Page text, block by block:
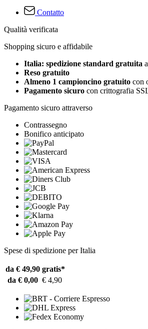
Contatto
Qualità verificata
Shopping sicuro e affidabile
Italia: spedizione standard gratuita
Reso gratuito
Almeno 1 campioncino gratuito con
Pagamento sicuro con crittografia
Pagamento sicuro attraverso
Contrassegno
Bonifico anticipato
Spese di spedizione per Italia
da € 49,90 gratis*
da € 0,00 € 4,90